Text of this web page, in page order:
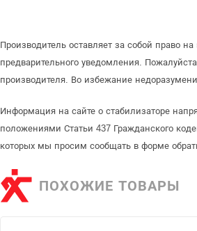
Производитель оставляет за собой право
предварительного уведомления.
производителя. Во избежание
Информация на сайте о стабилизаторе
положениями Статьи 437 Гражданского
которых мы просим сообщать в форме
ПОХОЖИЕ ТОВАРЫ